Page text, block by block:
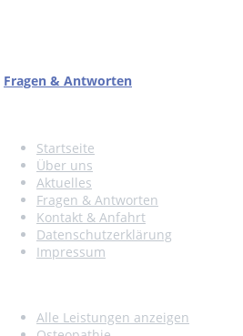
Fragen & Antworten
Startseite
Über uns
Aktuelles
Fragen & Antworten
Kontakt & Anfahrt
Datenschutzerklärung
Impressum
Alle Leistungen anzeigen